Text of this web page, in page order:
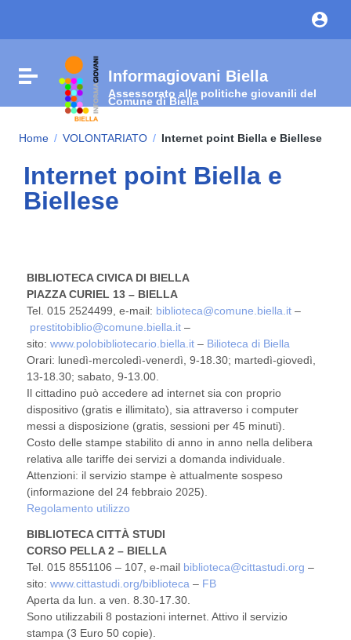
Attiva / disattiva la navigazione
Informagiovani Biella
Assessorato alle politiche giovanili del
Comune di Biella
Home / VOLONTARIATO / Internet point Biella e Biellese
Internet point Biella e
Biellese
BIBLIOTECA CIVICA DI BIELLA
PIAZZA CURIEL 13 – BIELLA
Tel. 015 2524499, e-mail: biblioteca@comune.biella.it –
prestitobiblio@comune.biella.it –
sito: www.polobibliotecario.biella.it – Bilioteca di Biella
Orari: lunedì-mercoledì-venerdì, 9-18.30; martedì-giovedì,
13-18.30; sabato, 9-13.00.
Il cittadino può accedere ad internet sia con proprio
dispositivo (gratis e illimitato), sia attraverso i computer
messi a disposizione (gratis, sessioni per 45 minuti).
Costo delle stampe stabilito di anno in anno nella delibera
relativa alle tariffe dei servizi a domanda individuale.
Attenzioni: il servizio stampe è attualmente sospeso
(informazione del 24 febbraio 2025).
Regolamento utilizzo
BIBLIOTECA CITTÀ STUDI
CORSO PELLA 2 – BIELLA
Tel. 015 8551106 – 107, e-mail biblioteca@cittastudi.org –
sito: www.cittastudi.org/biblioteca – FB
Aperta da lun. a ven. 8.30-17.30.
Sono utilizzabili 8 postazioni internet. Attivo il servizio
stampa (3 Euro 50 copie).